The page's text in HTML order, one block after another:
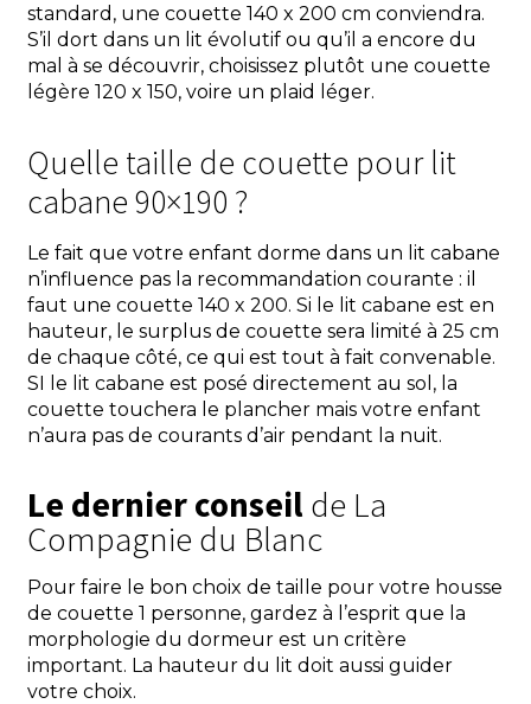
standard, une couette 140 x 200 cm conviendra.
S’il dort dans un lit évolutif ou qu’il a encore du
mal à se découvrir, choisissez plutôt une couette
légère 120 x 150, voire un plaid léger.
Quelle taille de couette pour lit
cabane 90×190 ?
Le fait que votre enfant dorme dans un lit cabane
n’influence pas la recommandation courante : il
faut une couette 140 x 200. Si le lit cabane est en
hauteur, le surplus de couette sera limité à 25 cm
de chaque côté, ce qui est tout à fait convenable.
SI le lit cabane est posé directement au sol, la
couette touchera le plancher mais votre enfant
n’aura pas de courants d’air pendant la nuit.
Le dernier conseil de La
Compagnie du Blanc
Pour faire le bon choix de taille pour votre housse
de couette 1 personne, gardez à l’esprit que la
morphologie du dormeur est un critère
important. La hauteur du lit doit aussi guider
votre choix.